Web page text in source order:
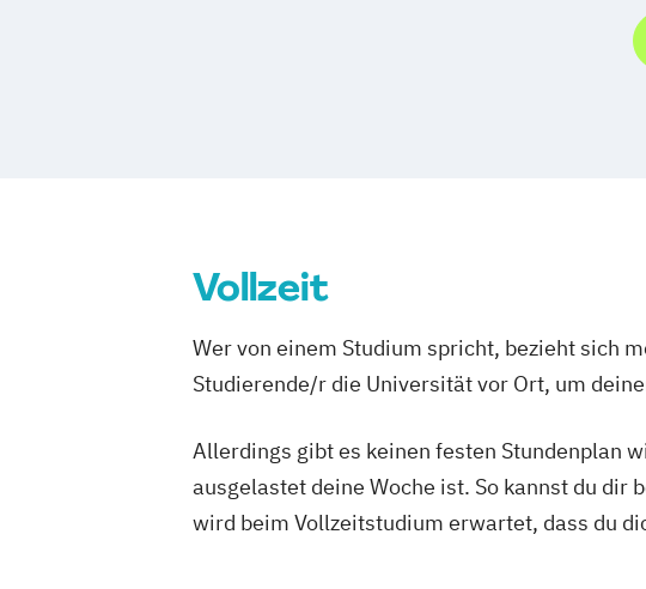
Vollzeit
Wer von einem Studium spricht, bezieht sich
Studierende/r die Universität vor Ort, um
Allerdings gibt es keinen festen Stundenplan
ausgelastet deine Woche ist. So kannst du
wird beim Vollzeitstudium erwartet, dass du